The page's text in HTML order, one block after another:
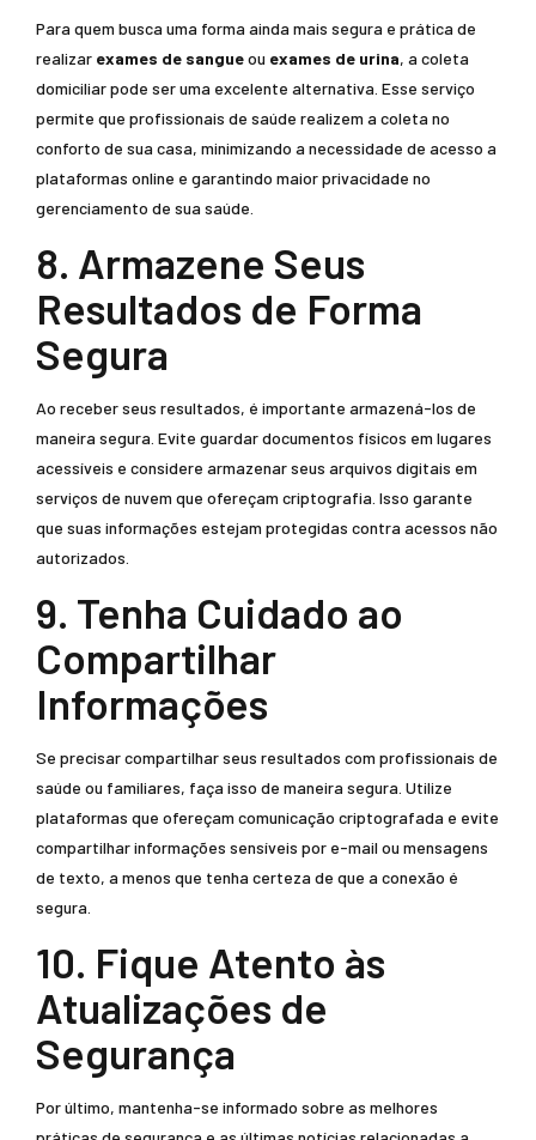
Para quem busca uma forma ainda mais segura e prática de
realizar exames de sangueou exames de urina, a coleta
domiciliar pode ser uma excelente alternativa. Esse serviço
permite que profissionais de saúde realizem a coleta no
conforto de sua casa, minimizando a necessidade de acesso a
plataformas online e garantindo maior privacidade no
gerenciamento de sua saúde.
8. Armazene Seus
Resultados de Forma
Segura
Ao receber seus resultados, é importante armazená-los de
maneira segura. Evite guardar documentos físicos em lugares
acessíveis e considere armazenar seus arquivos digitais em
serviços de nuvem que ofereçam criptografia. Isso garante
que suas informações estejam protegidas contra acessos não
autorizados.
9. Tenha Cuidado ao
Compartilhar
Informações
Se precisar compartilhar seus resultados com profissionais de
saúde ou familiares, faça isso de maneira segura. Utilize
plataformas que ofereçam comunicação criptografada e evite
compartilhar informações sensíveis por e-mail ou mensagens
de texto, a menos que tenha certeza de que a conexão é
segura.
10. Fique Atento às
Atualizações de
Segurança
Por último, mantenha-se informado sobre as melhores